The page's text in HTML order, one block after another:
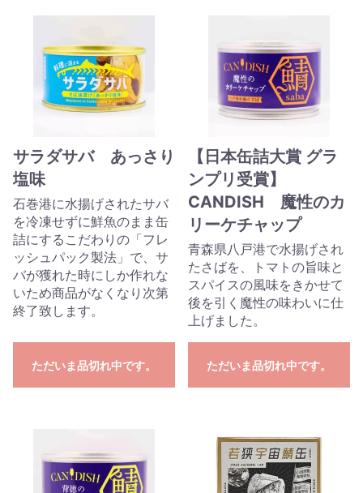
サラダサバ あっさり
塩味
石巻港に水揚げされたサバ
を冷凍せずに鮮魚のまま缶
詰にするこだわりの「フレ
ッシュパック製法」で、サ
バが獲れた時にしか作れな
いため商品がなくなり次第
終了致します。
ただいま品切れ中です。
【日本缶詰大賞 グラ
ンプリ受賞】
CANDISH 魔性のカ
リーケチャップ
青森県八戸港で水揚げされ
たさばを、トマトの旨味と
スパイスの風味をきかせて
後を引く魔性の味わいに仕
上げました。
ただいま品切れ中です。